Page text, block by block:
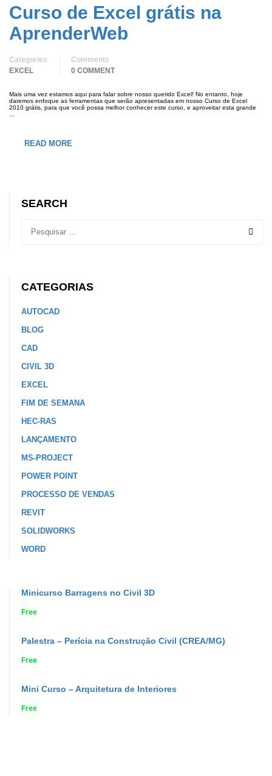
Curso de Excel grátis na
AprenderWeb
Categories
EXCEL
Comments
0 COMMENT
Mais uma vez estamos aqui para falar sobre nosso querido Excel! No entanto, hoje
daremos enfoque as ferramentas que serão apresentadas em nosso Curso de Excel
2010 grátis, para que você possa melhor conhecer este curso, e aproveitar esta grande
READ MORE
SEARCH
CATEGORIAS
AUTOCAD
BLOG
CAD
CIVIL 3D
EXCEL
FIM DE SEMANA
HEC-RAS
LANÇAMENTO
MS-PROJECT
POWER POINT
PROCESSO DE VENDAS
REVIT
SOLIDWORKS
WORD
Minicurso Barragens no Civil 3D
Free
Palestra – Perícia na Construção Civil (CREA/MG)
Free
Mini Curso – Arquitetura de Interiores
Free